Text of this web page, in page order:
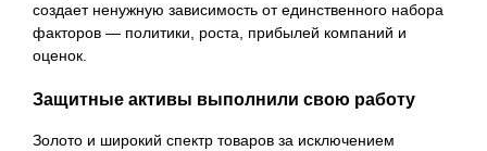
создает ненужную зависимость от единственного набора
факторов — политики, роста, прибылей компаний и
оценок.
Защитные активы выполнили свою работу
Золото и широкий спектр товаров за исключением